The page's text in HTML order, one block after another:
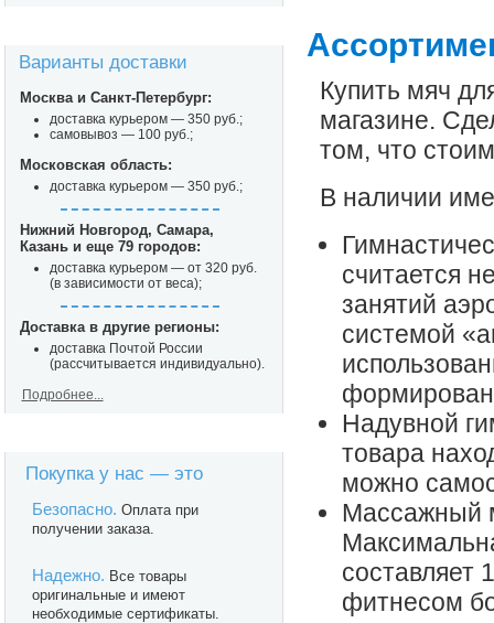
Купить мяч
магазине.
том, что
В наличии
считается
занятий
системой
Надувной
товара
можно
Массажный
составляет
фитнесом
Варианты доставки
Москва и Санкт-Петербург:
доставка курьером — 350 руб.;
самовывоз — 100 руб.;
Московская область:
доставка курьером — 350 руб.;
Нижний Новгород, Самара,
Казань и еще 79 городов:
доставка курьером — от 320 руб.
(в зависимости от веса);
Доставка в другие регионы:
доставка Почтой России
(рассчитывается индивидуально).
Подробнее...
Покупка у нас — это
Безопасно. Оплата при
получении заказа.
Надежно. Все товары
оригинальные и имеют
необходимые сертификаты.